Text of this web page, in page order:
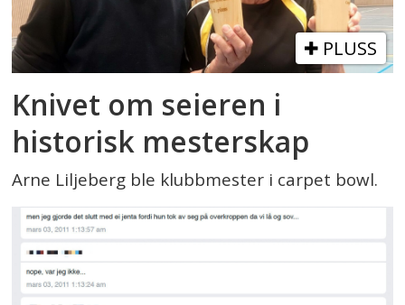
PLUSS
Knivet om seieren i
historisk mesterskap
Arne Liljeberg ble klubbmester i carpet bowl.